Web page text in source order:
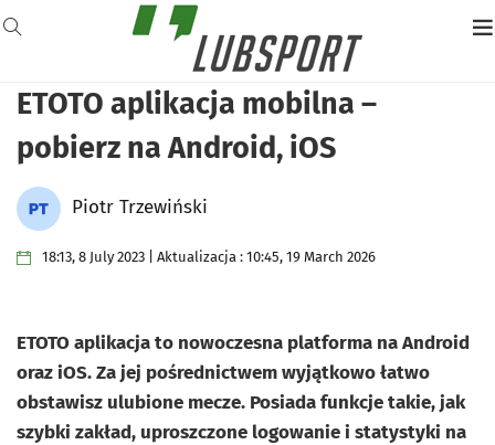
ETOTO aplikacja mobilna –
pobierz na Android, iOS
Piotr Trzewiński
18:13, 8 July 2023 | Aktualizacja : 10:45, 19 March 2026
ETOTO aplikacja to nowoczesna platforma na Android
oraz iOS. Za jej pośrednictwem wyjątkowo łatwo
obstawisz ulubione mecze. Posiada funkcje takie, jak
szybki zakład, uproszczone logowanie i statystyki na